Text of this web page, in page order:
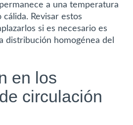
a una temperatura
Revisar estos
si es necesario es
distribución homogénea del
en los
circulación